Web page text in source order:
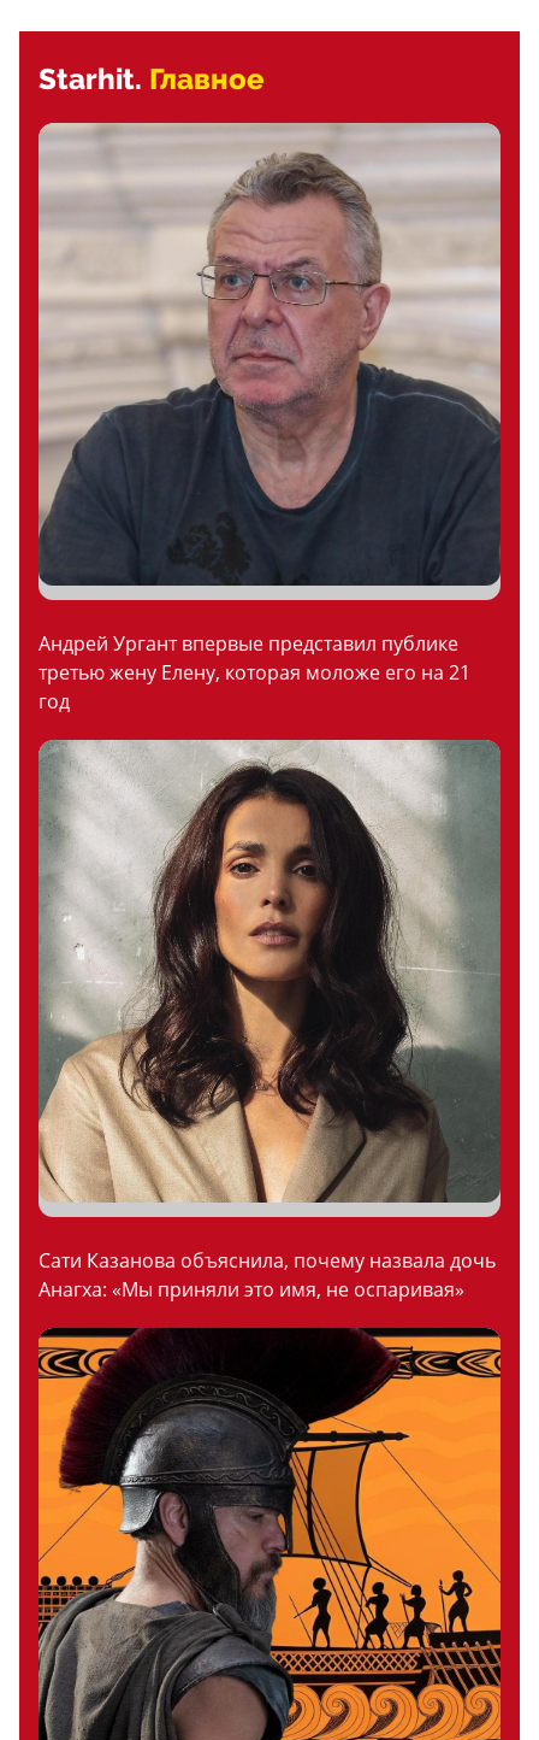
Starhit. Главное
Андрей Ургант впервые представил публике
третью жену Елену, которая моложе его на 21
год
Сати Казанова объяснила, почему назвала дочь
Анагха: «Мы приняли это имя, не оспаривая»